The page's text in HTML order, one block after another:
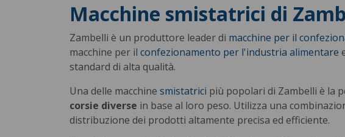
Macchine smistatrici di
Zambelli è un produttore leader di macchine per il
macchine per il confezionamento per l'industria alimentare
standard di alta qualità.
Una delle macchine smistatrici più popolari di Zambelli è la
corsie diverse in base al loro peso. Utilizza una
distribuzione dei prodotti altamente precisa ed efficiente.